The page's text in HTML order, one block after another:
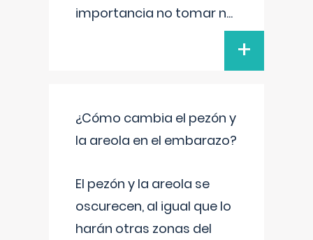
importancia no tomar n...
+
¿Cómo cambia el pezón y
la areola en el embarazo?
El pezón y la areola se
oscurecen, al igual que lo
harán otras zonas del